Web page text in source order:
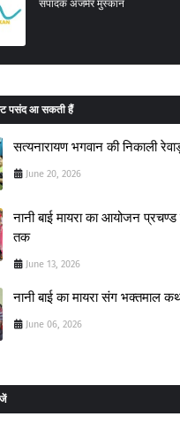
संपादक अजमेर मुस्कान
पसंद आ सकती हैं
सत्यनारायण भगवान की निकाली
June 20, 2026
नानी बाई मायरा का आयोजन
तक
June 13, 2026
नानी बाई का मायरा संग भक्तमाल
June 06, 2026